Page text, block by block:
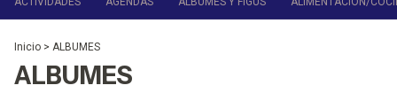
Inicio > ALBUMES
ALBUMES